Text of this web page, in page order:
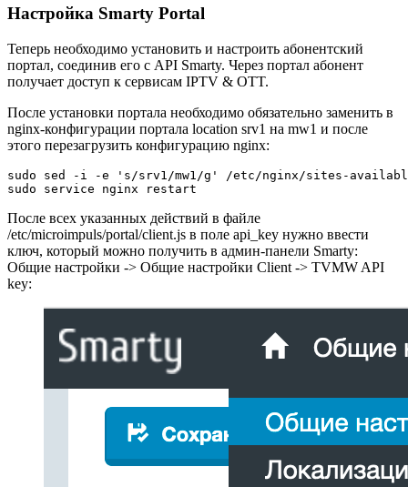
Настройка Smarty Portal
Теперь необходимо установить и настроить абонентский
портал, соединив его с API Smarty. Через портал абонент
получает доступ к сервисам IPTV & OTT.
После установки портала необходимо обязательно заменить в
nginx-конфигурации портала location srv1 на mw1 и после
этого перезагрузить конфигурацию nginx:
sudo sed -i -e 's/srv1/mw1/g' /etc/nginx/sites-
sudo service nginx restart
После всех указанных действий в файле
/etc/microimpuls/portal/client.js в поле api_key нужно ввести
ключ, который можно получить в админ-панели Smarty:
Общие настройки -> Общие настройки Client -> TVMW API
key: